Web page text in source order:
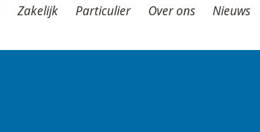
Zakelijk Particulier Over ons Nieuws